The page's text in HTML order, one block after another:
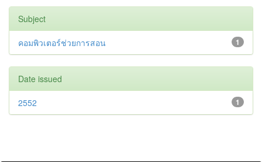
Subject
1
คอมพิวเตอร์ช่วยการสอน
Date issued
1
2552